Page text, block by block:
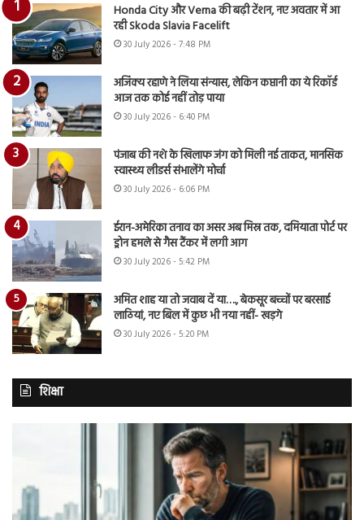
Honda City और Verna की बढ़ी टेंशन, नए अवतार में आ
रही Skoda Slavia Facelift
30 July 2026 - 7:48 PM
अजिंक्य रहाणे ने लिया संन्यास, लेकिन कप्तानी का ये रिकॉर्ड
आज तक कोई नहीं तोड़ पाया
30 July 2026 - 6:40 PM
पंजाब की नशे के खिलाफ जंग को मिली नई ताकत, मानसिक
स्वास्थ्य लीडर्स संभालेंगे मोर्चा
30 July 2026 - 6:06 PM
ईरान-अमेरिका तनाव का असर अब मिस्र तक, दमियाता पोर्ट पर
ड्रोन हमले से गैस टैंकर में लगी आग
30 July 2026 - 5:42 PM
अमित शाह या तो जवाब दें या…., बेकसूर बच्चों पर बरसाई
लाठियां, नए बिल में कुछ भी नया नहीं- खड़गे
30 July 2026 - 5:20 PM
शिक्षा